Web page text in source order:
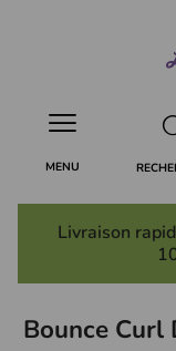
MENU
Livraison
Bounce Curl